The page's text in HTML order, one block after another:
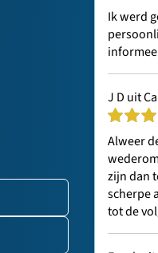
Ik werd
J D uit
Alweer
zijn dan
scherpe
tot de